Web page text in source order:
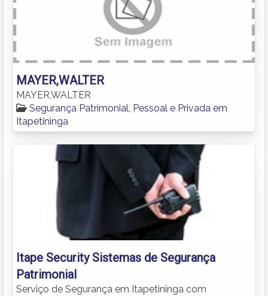
MAYER,WALTER
MAYER,WALTER
Segurança Patrimonial, Pessoal e Privada em
Itapetininga
Itape Security Sistemas de Segurança
Patrimonial
Serviço de Segurança em Itapetininga com